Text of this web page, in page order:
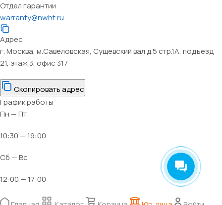
Отдел гарантии
warranty@nwht.ru
Адрес
г. Москва, м.Савеловская, Сущевский вал д.5 стр.1А, подъезд
21, этаж 3, офис 317
Скопировать адрес
График работы
Пн — Пт
10:30 — 19:00
Сб — Вс
12:00 — 17:00